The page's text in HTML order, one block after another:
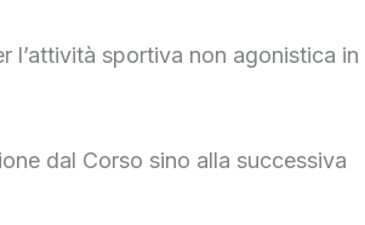
l’attività sportiva non agonistica
dal Corso sino alla successiva